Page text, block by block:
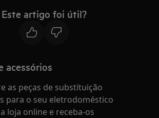
Este artigo foi útil?
acessórios
as peças de substituição
para o seu eletrodoméstico
loja online e receba-os